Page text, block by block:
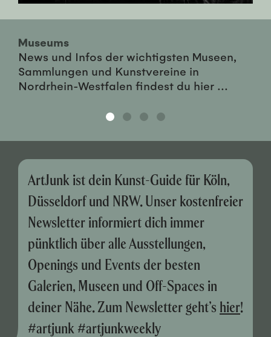
Museums
News und Infos der wichtigsten Museen,
Sammlungen und Kunstvereine in
Nordrhein-Westfalen findest du hier ...
ArtJunk ist dein Kunst-Guide für Köln,
Düsseldorf und NRW. Unser kostenfreier
Newsletter informiert dich immer
pünktlich über alle Ausstellungen,
Openings und Events der besten
Galerien, Museen und Off-Spaces in
deiner Nähe. Zum Newsletter geht’s hier!
#artjunk #artjunkweekly